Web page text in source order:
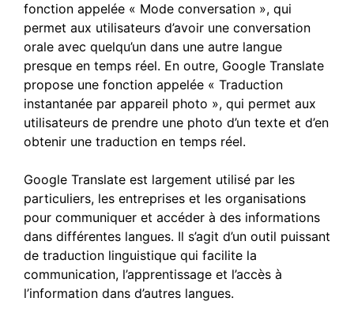
fonction appelée « Mode conversation », qui
permet aux utilisateurs d’avoir une conversation
orale avec quelqu’un dans une autre langue
presque en temps réel. En outre, Google Translate
propose une fonction appelée « Traduction
instantanée par appareil photo », qui permet aux
utilisateurs de prendre une photo d’un texte et d’en
obtenir une traduction en temps réel.
Google Translate est largement utilisé par les
particuliers, les entreprises et les organisations
pour communiquer et accéder à des informations
dans différentes langues. Il s’agit d’un outil puissant
de traduction linguistique qui facilite la
communication, l’apprentissage et l’accès à
l’information dans d’autres langues.